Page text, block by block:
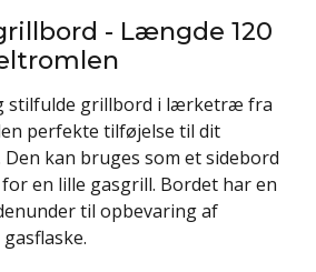
- Længde 120
stilfulde grillbord i lærketræ fra
perfekte tilføjelse til dit
kan bruges som et sidebord
en lille gasgrill. Bordet har en
til opbevaring af